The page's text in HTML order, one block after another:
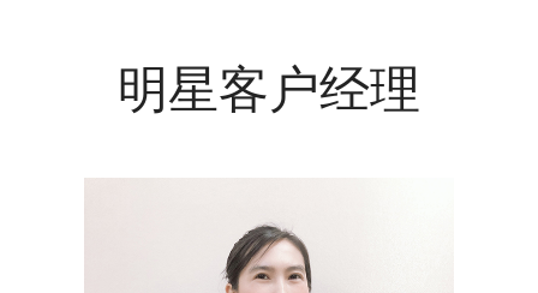
明星客户经理